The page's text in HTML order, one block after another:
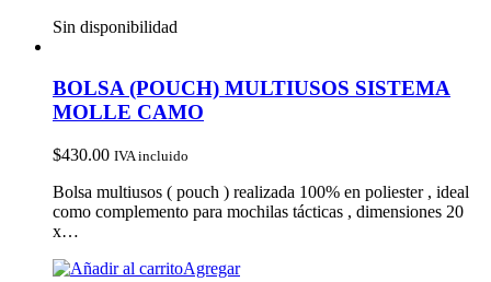
Sin disponibilidad
BOLSA (POUCH) MULTIUSOS SISTEMA
MOLLE CAMO
$430.00 IVA incluido
Bolsa multiusos ( pouch ) realizada 100% en poliester , ideal
como complemento para mochilas tácticas , dimensiones 20
x…
Agregar